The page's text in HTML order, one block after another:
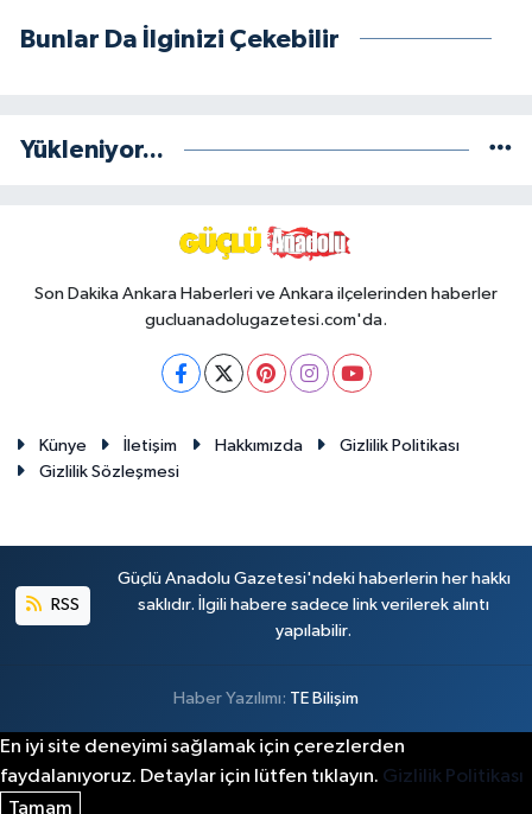
Bunlar Da İlginizi Çekebilir
Yükleniyor...
Son Dakika Ankara Haberleri ve Ankara ilçelerinden haberler
gucluanadolugazetesi.com'da.
Künye İletişim Hakkımızda
Gizlilik Politikası
Gizlilik Sözleşmesi
RSS
Güçlü Anadolu Gazetesi'ndeki haberlerin her hakkı
saklıdır. İlgili habere sadece link verilerek alıntı
yapılabilir.
Haber Yazılımı: TE Bilişim
En iyi site deneyimi sağlamak için çerezlerden
faydalanıyoruz. Detaylar için lütfen tıklayın. Gizlilik Politikası
Tamam